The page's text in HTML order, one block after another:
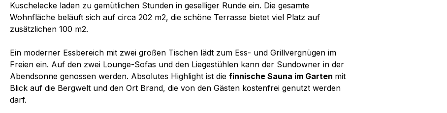
Kuschelecke laden zu gemütlichen Stunden in geselliger Runde ein. Die gesamte
Wohnfläche beläuft sich auf circa 202 m2, die schöne Terrasse bietet viel Platz auf
zusätzlichen 100 m2.
Ein moderner Essbereich mit zwei großen Tischen lädt zum Ess- und Grillvergnügen im
Freien ein. Auf den zwei Lounge-Sofas und den Liegestühlen kann der Sundowner in der
Abendsonne genossen werden. Absolutes Highlight ist die finnische Sauna im Garten mit
Blick auf die Bergwelt und den Ort Brand, die von den Gästen kostenfrei genutzt werden
darf.